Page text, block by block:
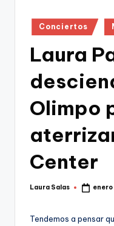
Publicado
en
Conciertos
Laura
Olimpo
Center
Publicado
Laura Salas enero
Tendemos a pensar